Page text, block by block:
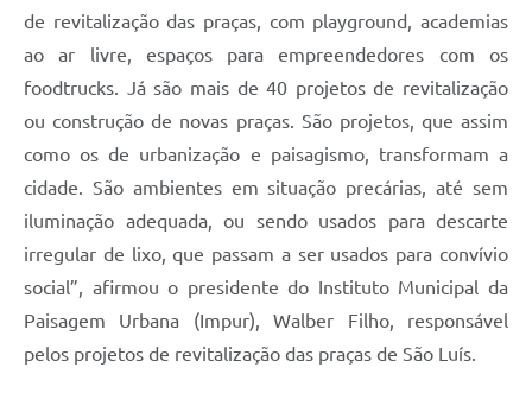
de revitalização das praças, com playground, academias
ao ar livre, espaços para empreendedores com os
foodtrucks. Já são mais de 40 projetos de revitalização
ou construção de novas praças. São projetos, que assim
como os de urbanização e paisagismo, transformam a
cidade. São ambientes em situação precárias, até sem
iluminação adequada, ou sendo usados para descarte
irregular de lixo, que passam a ser usados para convívio
social”, afirmou o presidente do Instituto Municipal da
Paisagem Urbana (Impur), Walber Filho, responsável
pelos projetos de revitalização das praças de São Luís.